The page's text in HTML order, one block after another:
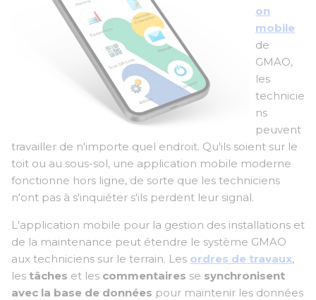
on
mobile
de
GMAO,
les
technicie
ns
peuvent
travailler de n'importe quel endroit. Qu'ils soient sur le
toit ou au sous-sol, une application mobile moderne
fonctionne hors ligne, de sorte que les techniciens
n'ont pas à s'inquiéter s'ils perdent leur signal.
L'application mobile pour la gestion des installations et
de la maintenance peut étendre le système GMAO
aux techniciens sur le terrain. Les ordres de travaux,
les tâches et les commentaires se synchronisent
avec la base de données pour maintenir les données